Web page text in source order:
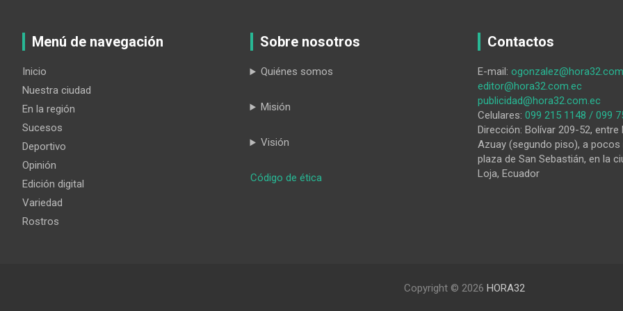
Menú de navegación
Inicio
Nuestra ciudad
En la región
Sucesos
Deportivo
Opinión
Edición digital
Variedad
Rostros
Sobre nosotros
Quiénes somos
Misión
Visión
Código de ética:
Contactos
E-mail:
editor@hora32.com.ec
publicidad@hora32.com.ec
Celulares: 099 215 1148 / 099
Dirección: Bolívar 209-52, entre
Azuay (segundo piso), a
plaza de San Sebastián, en la
Loja, Ecuador
Copyright © 2026 HORA32